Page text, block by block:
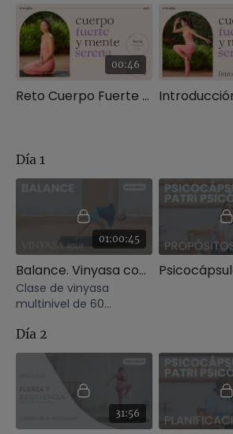
💬Queremos saber de ti
Cuéntanos en los comentarios cómo
rutina de práctica, comparte tus
avances. ¡Tu experiencia también
00:46
Reto Cuerpo Fuerte y Mente Serena
Día 1
01:00:45
Balance. Vinyasa con Agus
Clase de vinyasa
multinivel de 60
Día 2
31:56